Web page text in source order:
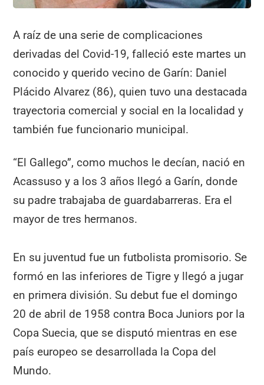
A raíz de una serie de complicaciones
derivadas del Covid-19, falleció este martes un
conocido y querido vecino de Garín: Daniel
Plácido Alvarez (86), quien tuvo una destacada
trayectoria comercial y social en la localidad y
también fue funcionario municipal.
“El Gallego”, como muchos le decían, nació en
Acassuso y a los 3 años llegó a Garín, donde
su padre trabajaba de guardabarreras. Era el
mayor de tres hermanos.
En su juventud fue un futbolista promisorio. Se
formó en las inferiores de Tigre y llegó a jugar
en primera división. Su debut fue el domingo
20 de abril de 1958 contra Boca Juniors por la
Copa Suecia, que se disputó mientras en ese
país europeo se desarrollada la Copa del
Mundo.